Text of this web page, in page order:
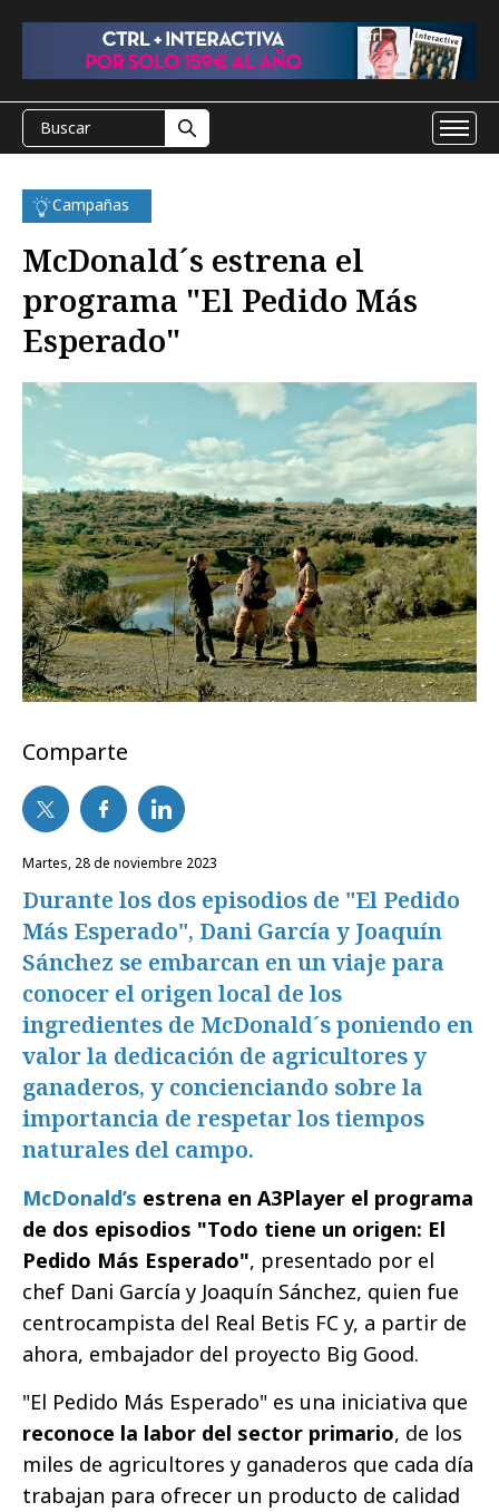
Campañas
McDonald´s estrena el
programa "El Pedido Más
Esperado"
Comparte
martes, 28 de noviembre 2023
Durante los dos episodios de "El Pedido
Más Esperado", Dani García y Joaquín
Sánchez se embarcan en un viaje para
conocer el origen local de los
ingredientes de McDonald´s poniendo en
valor la dedicación de agricultores y
ganaderos, y concienciando sobre la
importancia de respetar los tiempos
naturales del campo.
McDonald’s estrena en A3Player el programa
de dos episodios "Todo tiene un origen: El
Pedido Más Esperado", presentado por el
chef Dani García y Joaquín Sánchez, quien fue
centrocampista del Real Betis FC y, a partir de
ahora, embajador del proyecto Big Good.
"El Pedido Más Esperado" es una iniciativa que
reconoce la labor del sector primario, de los
miles de agricultores y ganaderos que cada día
trabajan para ofrecer un producto de calidad